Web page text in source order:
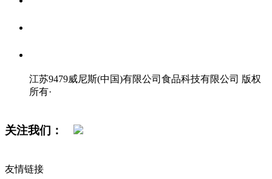
江苏9479威尼斯(中国)有限公司食品科技有限公司 版权
所有·
关注我们：
友情链接